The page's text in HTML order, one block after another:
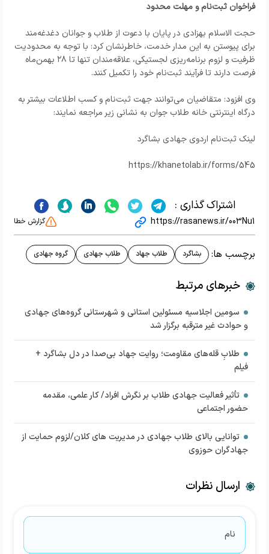
فراخوان ثبت‌نام و مهلت محدود
حجت الاسلام بهزادی در پایان با دعوت از طلاب و جوانان دغدغه‌مند
برای پیوستن به این مدار خدمت، خاطرنشان کرد: با توجه به محدودیت
ظرفیت و لزوم برنامه‌ریزی لجستیکی، علاقه‌مندان تنها تا ۲۸ بهمن‌ماه
فرصت دارند تا فرآیند ثبت‌نام خود را تکمیل کنند.
وی افزود: متقاضیان می‌توانند جهت ثبت‌نام و کسب اطلاعات بیشتر به
درگاه اینترنتی خانه طلاب جوان به نشانی زیر مراجعه نمایند:
لینک ثبت‌نام اردوی جهادی بشاگرد
https://khanetolab.ir/forms/545
اشتراک گذاری :
https://rasanews.ir/003Nu1 گزارش خطا
برچسب ها: بشاگرد طلاب جهاد طلاب جهادی گروه جهادی
خبرهای مرتبط
سومین اجلاسیه مسئولین استانی و شهرستانی گروه‌های جهادی
و حوادث غیر مترقبه برگزار شد
طلابِ قله‌های مقاومت؛ روایت جهاد بی‌صدا در دل بشاگرد +
فیلم
تأثیر فعالیت جهادی طلاب بر نگرش افراد/ کار علمی، مقدمه
حضور اجتماعی
توانایی بالای طلاب جهادی در مدیریت های کلان/لزوم حمایت از
جهادگران حوزوی
ارسال نظرات